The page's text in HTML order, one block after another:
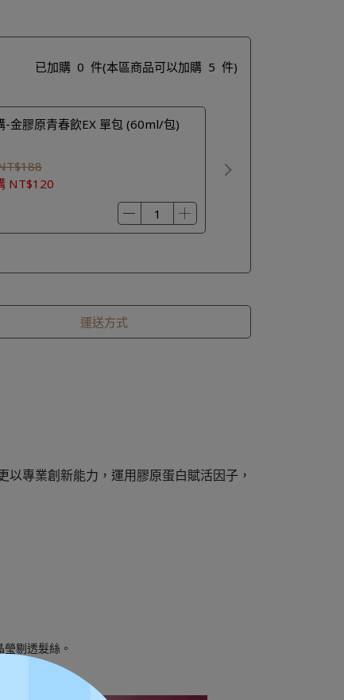
已加購 0 件(本區商品可以加購 5 件)
-金膠原青春飲EX 單包 (60ml/包)
NT$120
運送方式
專業創新能力，運用膠原蛋白賦活因子，
剔透髮絲。